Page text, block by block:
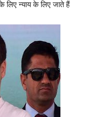
के लिए न्याय के लिए जाते हैं